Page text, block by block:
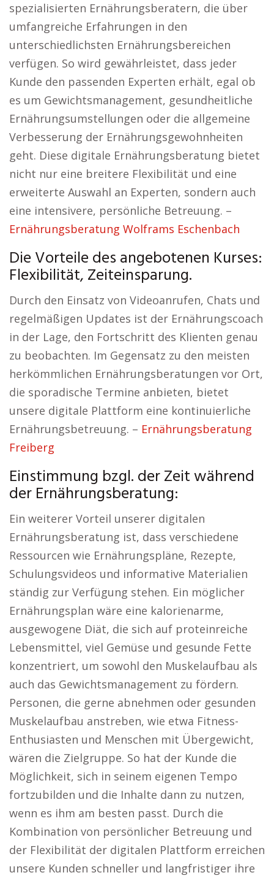
spezialisierten Ernährungsberatern, die über
umfangreiche Erfahrungen in den
unterschiedlichsten Ernährungsbereichen
verfügen. So wird gewährleistet, dass jeder
Kunde den passenden Experten erhält, egal ob
es um Gewichtsmanagement, gesundheitliche
Ernährungsumstellungen oder die allgemeine
Verbesserung der Ernährungsgewohnheiten
geht. Diese digitale Ernährungsberatung bietet
nicht nur eine breitere Flexibilität und eine
erweiterte Auswahl an Experten, sondern auch
eine intensivere, persönliche Betreuung. –
Ernährungsberatung Wolframs Eschenbach
Die Vorteile des angebotenen Kurses:
Flexibilität, Zeiteinsparung.
Durch den Einsatz von Videoanrufen, Chats und
regelmäßigen Updates ist der Ernährungscoach
in der Lage, den Fortschritt des Klienten genau
zu beobachten. Im Gegensatz zu den meisten
herkömmlichen Ernährungsberatungen vor Ort,
die sporadische Termine anbieten, bietet
unsere digitale Plattform eine kontinuierliche
Ernährungsbetreuung. – Ernährungsberatung
Freiberg
Einstimmung bzgl. der Zeit während
der Ernährungsberatung:
Ein weiterer Vorteil unserer digitalen
Ernährungsberatung ist, dass verschiedene
Ressourcen wie Ernährungspläne, Rezepte,
Schulungsvideos und informative Materialien
ständig zur Verfügung stehen. Ein möglicher
Ernährungsplan wäre eine kalorienarme,
ausgewogene Diät, die sich auf proteinreiche
Lebensmittel, viel Gemüse und gesunde Fette
konzentriert, um sowohl den Muskelaufbau als
auch das Gewichtsmanagement zu fördern.
Personen, die gerne abnehmen oder gesunden
Muskelaufbau anstreben, wie etwa Fitness-
Enthusiasten und Menschen mit Übergewicht,
wären die Zielgruppe. So hat der Kunde die
Möglichkeit, sich in seinem eigenen Tempo
fortzubilden und die Inhalte dann zu nutzen,
wenn es ihm am besten passt. Durch die
Kombination von persönlicher Betreuung und
der Flexibilität der digitalen Plattform erreichen
unsere Kunden schneller und langfristiger ihre